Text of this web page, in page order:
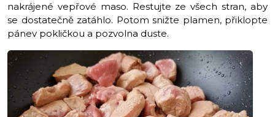
nakrájené vepřové maso. Restujte ze všech stran, aby
se dostatečně zatáhlo. Potom snižte plamen, přiklopte
pánev pokličkou a pozvolna duste.